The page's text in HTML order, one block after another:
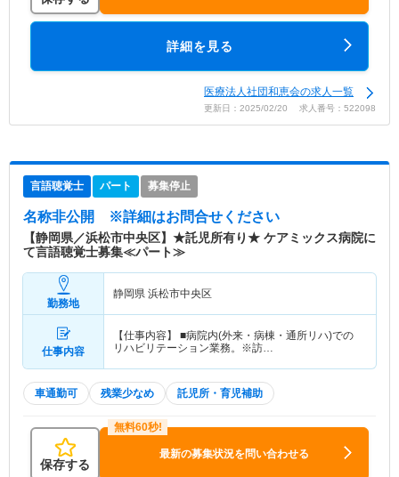
詳細を見る
医療法人社団和恵会の求人一覧
更新日：2025/02/20 求人番号：522098
言語聴覚士 パート 募集停止
名称非公開 ※詳細はお問合せください
【静岡県／浜松市中央区】★託児所有り★ ケアミックス病院に
て言語聴覚士募集≪パート≫
勤務地
静岡県 浜松市中央区
仕事内容
【仕事内容】 ■病院内(外来・病棟・通所リハ)での
リハビリテーション業務。※訪…
車通勤可 残業少なめ 託児所・育児補助
保存する
最新の募集状況を問い合わせる